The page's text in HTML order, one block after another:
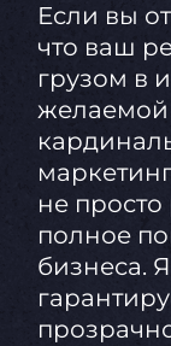
Если вы
что ваш
грузом в
не просто
полное
бизнеса.